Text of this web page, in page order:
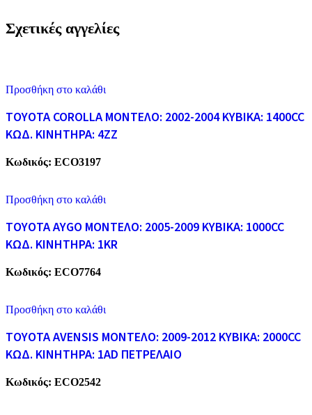
Σχετικές αγγελίες
Προσθήκη στο καλάθι
TOYOTA COROLLA ΜΟΝΤΕΛΟ: 2002-2004 ΚΥΒΙΚΑ: 1400CC
ΚΩΔ. ΚΙΝΗΤΗΡΑ: 4ZZ
Κωδικός: ECO3197
Προσθήκη στο καλάθι
TOYOTA AYGO ΜΟΝΤΕΛΟ: 2005-2009 ΚΥΒΙΚΑ: 1000CC
ΚΩΔ. ΚΙΝΗΤΗΡΑ: 1KR
Κωδικός: ECO7764
Προσθήκη στο καλάθι
TOYOTA AVENSIS ΜΟΝΤΕΛΟ: 2009-2012 ΚΥΒΙΚΑ: 2000CC
ΚΩΔ. ΚΙΝΗΤΗΡΑ: 1AD ΠΕΤΡΕΛΑΙΟ
Κωδικός: ECO2542